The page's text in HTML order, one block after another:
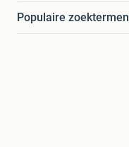
Populaire zoektermen